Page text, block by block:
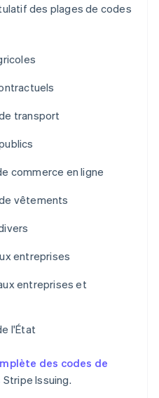
des plages de codes
transport
commerce en ligne
vêtements
entreprises
entreprises et
l'État
des codes de
Stripe Issuing.